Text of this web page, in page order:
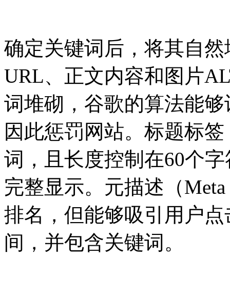
确定关键词后，将其自
URL、正文内容和图片
词堆砌，谷歌的算法能
因此惩罚网站。标题标
词，且长度控制在60个
完整显示。元描述（
排名，但能够吸引用户
间，并包含关键词。